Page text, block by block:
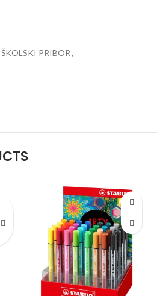
ŠKOLSKI PRIBOR,
mat akrilna boja u tubi 75 ml